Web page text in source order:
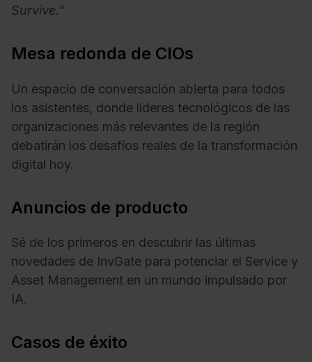
Survive."
Mesa redonda de CIOs
Un espacio de conversación abierta para todos
los asistentes, donde líderes tecnológicos de las
organizaciones más relevantes de la región
debatirán los desafíos reales de la transformación
digital hoy.
Anuncios de producto
Sé de los primeros en descubrir las últimas
novedades de InvGate para potenciar el Service y
Asset Management en un mundo impulsado por
IA.
Casos de éxito